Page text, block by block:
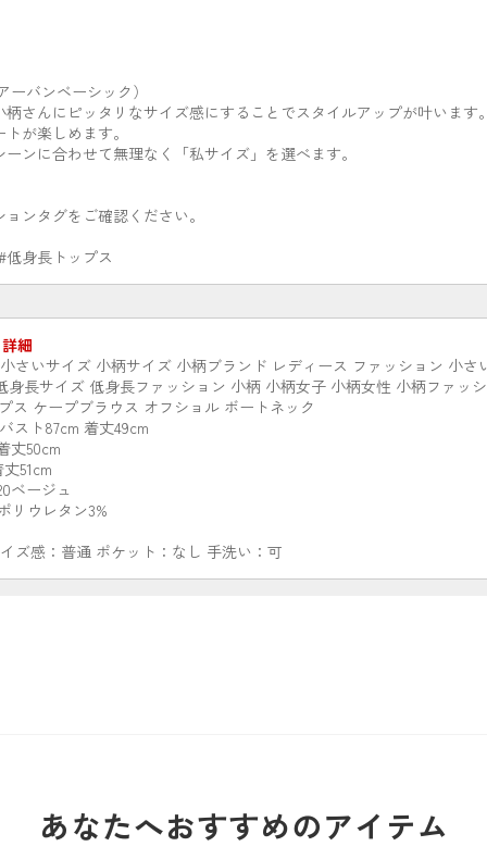
ーバンベーシック）
さんにピッタリなサイズ感にすることでスタイルアップが叶います
が楽しめます。
ンに合わせて無理なく「私サイズ」を選べます。
ンタグをご確認ください。
身長トップス
細
さいサイズ 小柄サイズ 小柄ブランド レディース ファッション 小
長サイズ 低身長ファッション 小柄 小柄女子 小柄女性 小柄ファッ
ス ケープブラウス オフショル ボートネック
スト87cm 着丈49cm
丈50cm
51cm
ベージュ
リウレタン3%
ズ感：普通 ポケット：なし 手洗い：可
あなたへおすすめのアイテム